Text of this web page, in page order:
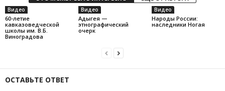
Видео
60-летие
кавказоведческой
школы им. В.Б.
Виноградова
Видео
Адыгея —
этнографический
очерк
Видео
Народы России:
наследники Ногая
ОСТАВЬТЕ ОТВЕТ